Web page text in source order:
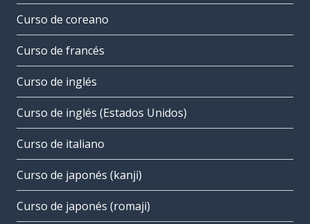
Curso de coreano
Curso de francés
Curso de inglés
Curso de inglés (Estados Unidos)
Curso de italiano
Curso de japonés (kanji)
Curso de japonés (romaji)